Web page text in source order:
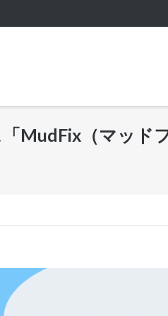
MudFix（マッド